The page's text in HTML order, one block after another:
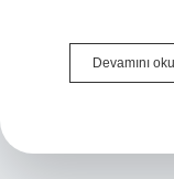
Devamını